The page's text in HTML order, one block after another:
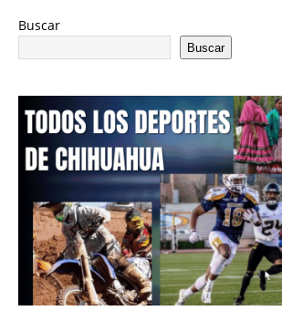
Buscar
Buscar